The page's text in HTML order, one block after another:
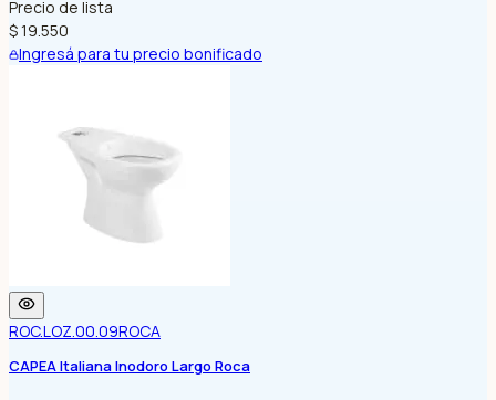
Precio de lista
$ 19.550
Ingresá para tu precio bonificado
ROC.LOZ.00.09ROCA
CAPEA Italiana Inodoro Largo Roca